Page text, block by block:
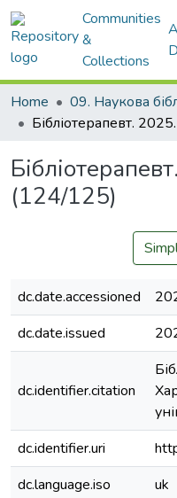
Communities
&
Collections
Home 09. Наукова
(124/125)
dc.date.accessioned
dc.date.issued
dc.identifier.citation
dc.identifier.uri
dc.language.iso
uk